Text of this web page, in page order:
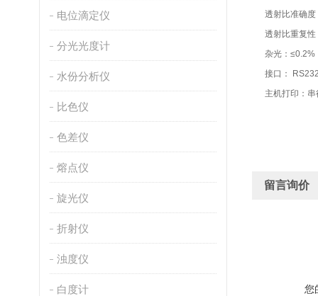
电位滴定仪
分光光度计
水份分析仪
比色仪
色差仪
熔点仪
旋光仪
折射仪
浊度仪
白度计
透射比准确
透射比重复
杂光：≤0.2%
接口：
主机打印：
留言询价
您